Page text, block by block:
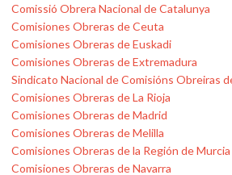
Comissió Obrera Nacional de Catalunya
Comisiones Obreras de Ceuta
Comisiones Obreras de Euskadi
Comisiones Obreras de Extremadura
Sindicato Nacional de Comisións Obreiras
Comisiones Obreras de La Rioja
Comisiones Obreras de Madrid
Comisiones Obreras de Melilla
Comisiones Obreras de la Región de Murcia
Comisiones Obreras de Navarra